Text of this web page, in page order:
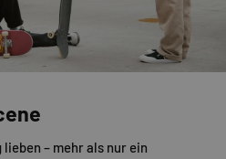
– mehr als nur ein